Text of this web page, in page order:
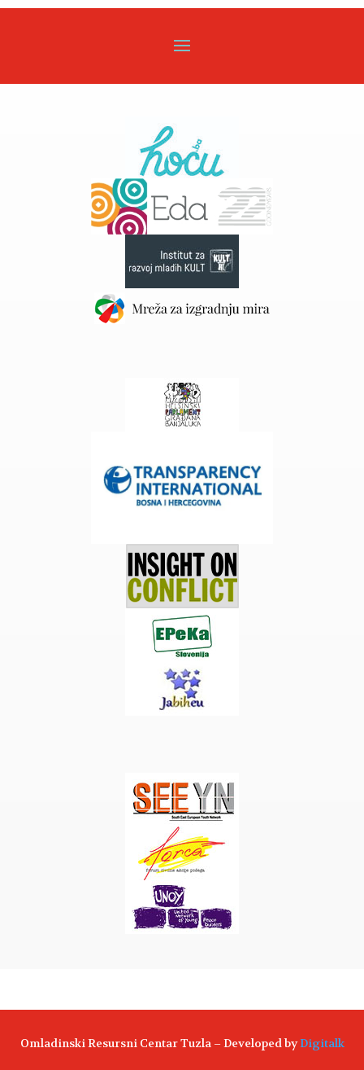
Omladinski Resursni Centar Tuzla – Developed byDigitalk